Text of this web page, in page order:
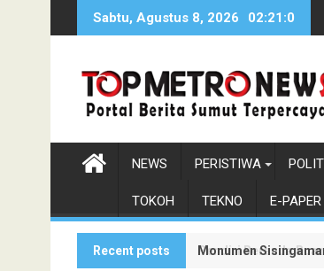
Sabtu, Agustus 8, 2026 02:21:1
NEWS PERISTIWA
TOKOH TEKNO E-PAPER
Recent posts Monumen
Pendiri Beranda